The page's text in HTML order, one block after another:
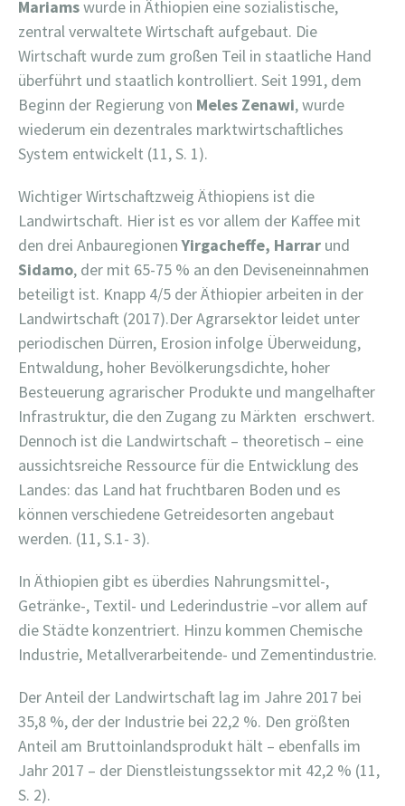
Mariamswurde in Äthiopien eine sozialistische,
zentral verwaltete Wirtschaft aufgebaut. Die
Wirtschaft wurde zum großen Teil in staatliche Hand
überführt und staatlich kontrolliert. Seit 1991, dem
Beginn der Regierung von Meles Zenawi, wurde
wiederum ein dezentrales marktwirtschaftliches
System entwickelt (11, S. 1).
Wichtiger Wirtschaftzweig Äthiopiens ist die
Landwirtschaft. Hier ist es vor allem der Kaffee mit
den drei AnbauregionenYirgacheffe, Harrar und
Sidamo, der mit 65-75 % an den Deviseneinnahmen
beteiligt ist. Knapp 4/5 der Äthiopier arbeiten in der
Landwirtschaft (2017).Der Agrarsektor leidet unter
periodischen Dürren, Erosion infolge Überweidung,
Entwaldung, hoher Bevölkerungsdichte, hoher
Besteuerung agrarischer Produkte und mangelhafter
Infrastruktur, die den Zugang zu Märkten erschwert.
Dennoch ist die Landwirtschaft – theoretisch – eine
aussichtsreiche Ressource für die Entwicklung des
Landes: das Land hat fruchtbaren Boden und es
können verschiedene Getreidesorten angebaut
werden. (11, S.1- 3).
In Äthiopien gibt es überdies Nahrungsmittel-,
Getränke-, Textil- und Lederindustrie –vor allem auf
die Städte konzentriert. Hinzu kommen Chemische
Industrie, Metallverarbeitende- und Zementindustrie.
Der Anteil der Landwirtschaft lag im Jahre 2017 bei
35,8 %, der der Industrie bei 22,2 %. Den größten
Anteil am Bruttoinlandsprodukt hält – ebenfalls im
Jahr 2017 – der Dienstleistungssektor mit 42,2 % (11,
S. 2).